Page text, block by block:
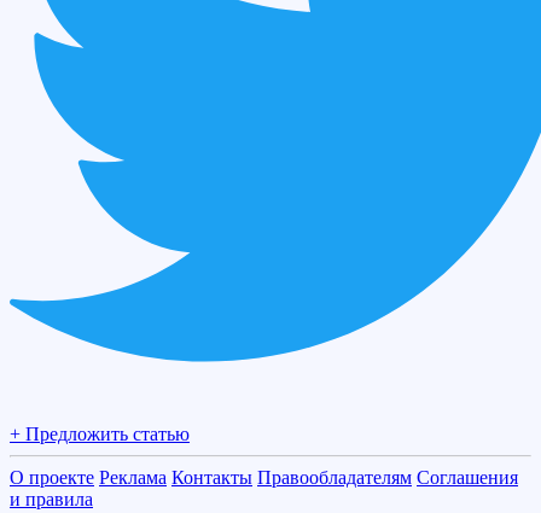
+ Предложить статью
О проекте Реклама Контакты Правообладателям Соглашения
и правила